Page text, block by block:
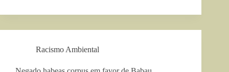
Racismo Ambiental